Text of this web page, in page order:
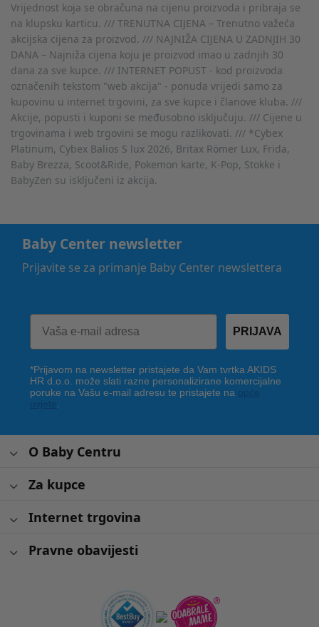
Vrijednost koja se obračuna na cijenu proizvoda i pribraja se
na klupsku karticu. /// TRENUTNA CIJENA – Trenutno važeća
akcijska cijena za proizvod. /// NAJNIŽA CIJENA U ZADNJIH 30
DANA – Najniža cijena koju je proizvod imao u zadnjih 30
dana za sve kupce. /// INTERNET POPUST - kod proizvoda
označenih tekstom "web akcija" - ponuda vrijedi samo za
kupovinu u internet trgovini, za sve kupce i članove kluba. ///
Akcije, popusti i kuponi se međusobno isključuju. /// Cijene u
trgovinama i web trgovini se mogu razlikovati. /// *Cybex
Platinum, Cybex Balios S lux 2026, Britax Römer Lux, Frida,
Baby Brezza, Scoot&Ride, Pokemon karte, K-Pop, Stokke i
BabyZen su isključeni iz akcija.
Baby Center newsletter
Prijavite se za primanje Baby Center newslettera
PRIJAVA
*Prijavom na newsletter pristajete da Vam tvrtka AKIDS
HR d.o.o. može slati razne personalizirane komercijalne
poruke na Vašu e-mail adresu te pristajete na
O Baby Centru
Za kupce
Internet trgovina
Pravne obavijesti